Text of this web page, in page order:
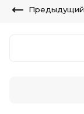
Предыдущий